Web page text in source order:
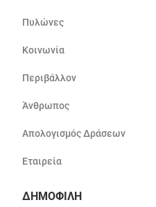
Πυλώνες
Κοινωνία
Περιβάλλον
Άνθρωπος
Απολογισμός Δράσεων
Εταιρεία
ΔΗΜΟΦΙΛΗ